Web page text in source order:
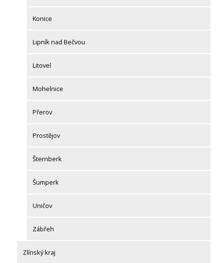
Konice
Lipník nad Bečvou
Litovel
Mohelnice
Přerov
Prostějov
Šternberk
Šumperk
Uničov
Zábřeh
Zlínský kraj